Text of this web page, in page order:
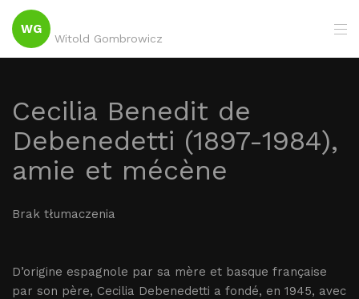
WG
Witold Gombrowicz
Cecilia Benedit de
Debenedetti (1897-1984),
amie et mécène
Brak tłumaczenia
D’origine espagnole par sa mère et basque française
par son père, Cecilia Debenedetti a fondé, en 1945, avec